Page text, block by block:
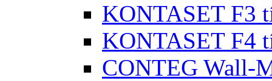
KONTASET F3
KONTASET F4
CONTEG Wall-